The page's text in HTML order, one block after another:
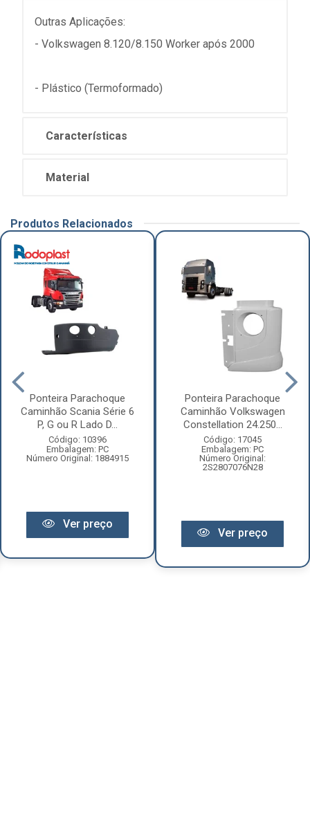
Outras Aplicações:
- Volkswagen 8.120/8.150 Worker após 2000
- Plástico (Termoformado)
Características
Material
Produtos Relacionados
Ponteira Parachoque
Caminhão Scania Série 6
P, G ou R Lado D...
Código: 10396
Embalagem: PC
Número Original: 1884915
Ver preço
Ponteira Parachoque
Caminhão Volkswagen
Constellation 24.250...
Código: 17045
Embalagem: PC
Número Original:
2S2807076N28
Ver preço